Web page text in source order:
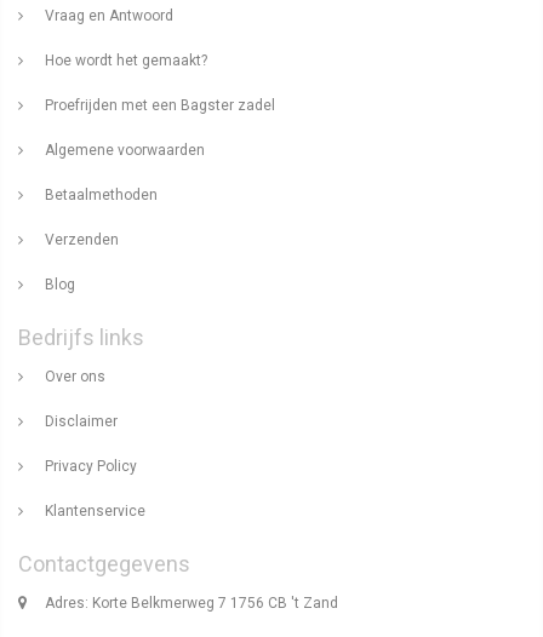
Vraag en Antwoord
Hoe wordt het gemaakt?
Proefrijden met een Bagster zadel
Algemene voorwaarden
Betaalmethoden
Verzenden
Blog
Bedrijfs links
Over ons
Disclaimer
Privacy Policy
Klantenservice
Contactgegevens
Adres: Korte Belkmerweg 7 1756 CB 't Zand